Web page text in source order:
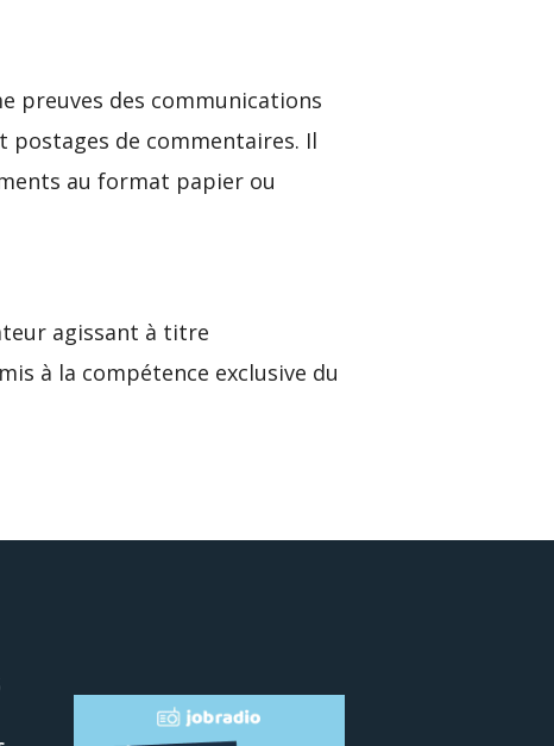
preuves des communications
de commentaires. Il
au format papier ou
agissant à titre
à la compétence exclusive du